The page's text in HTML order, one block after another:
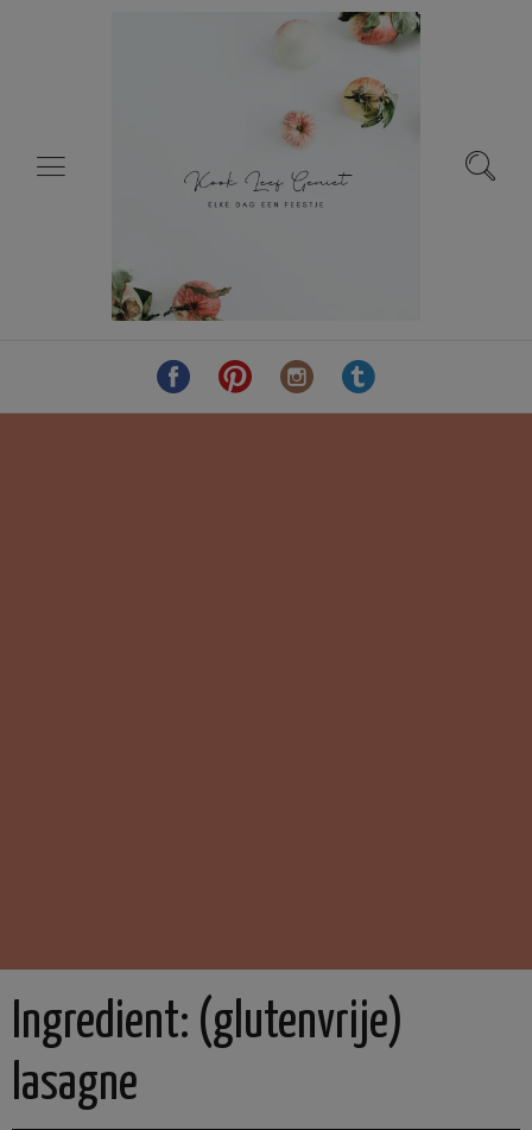
Ingredient: (glutenvrije)
lasagne